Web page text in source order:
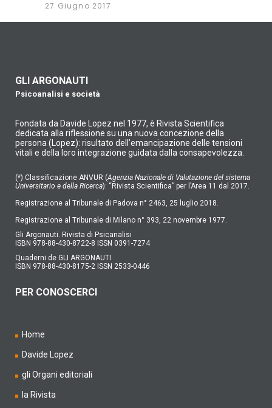
27 Giugno 2017
GLI ARGONAUTI
Psicoanalisi e società
Fondata da Davide Lopez nel 1977, è Rivista Scientifica
dedicata alla riflessione su una nuova concezione della
persona (Lopez): risultato dell’emancipazione delle tensioni
vitali e della loro integrazione guidata dalla consapevolezza.
(*) Classificazione ANVUR (Agenzia Nazionale di Valutazione del sistema
Universitario e della Ricerca): “Rivista Scientifica” per l’Area 11 dal 2017.
Registrazione al Tribunale di Padova n° 2463, 25 luglio 2018.
Registrazione al Tribunale di Milano n° 393, 22 novembre 1977.
Gli Argonauti. Rivista di Psicanalisi
ISBN 978-88-430-8722-8 ISSN 0391-7274
Quaderni de GLI ARGONAUTI
ISBN 978-88-430-8175-2 ISSN 2533-0446
PER CONOSCERCI
Home
Davide Lopez
gli Organi editoriali
la Rivista